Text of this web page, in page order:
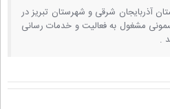
آذربایجان شرقی و شهرستان تبریز در
مشغول به فعالیت و خدمات رسانی
.